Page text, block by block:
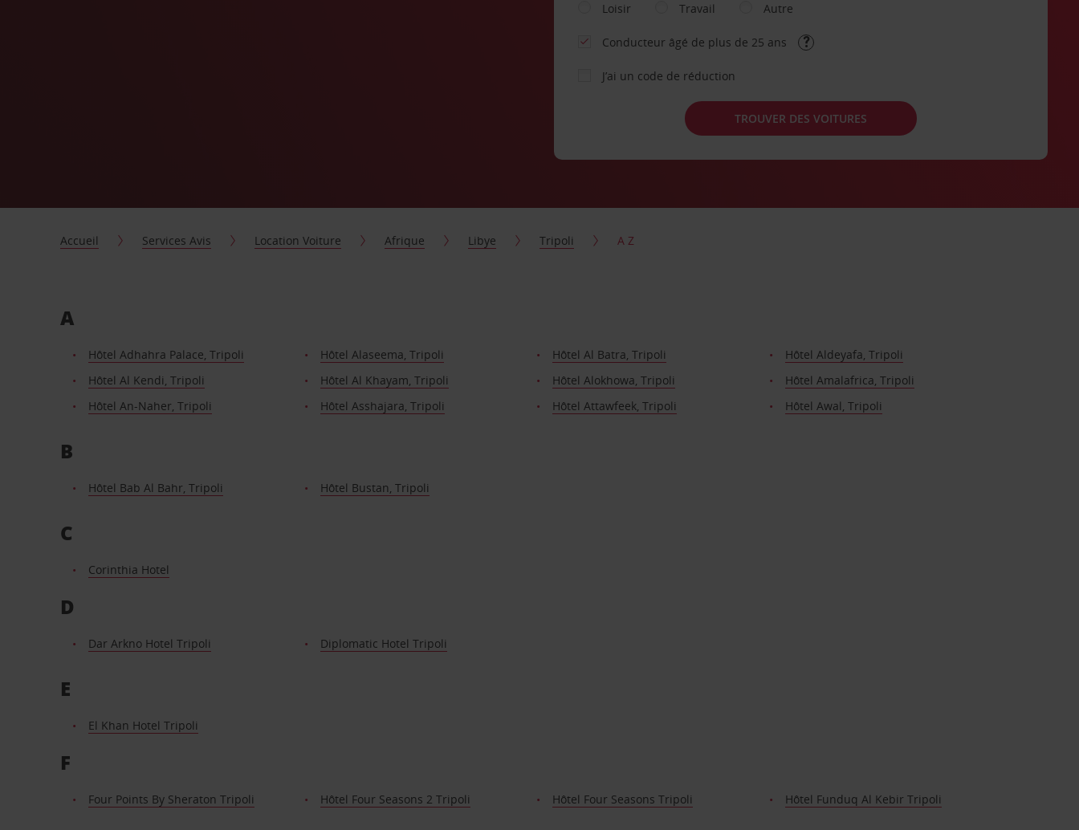
Loisir
Travail Autre
Conducteur âgé de plus de 25 ans
J’ai un code de réduction
TROUVER DES VOITURES
Accueil Services Avis Location Voiture Afrique Libye Tripoli A Z
A
Hôtel Adhahra Palace, Tripoli Hôtel Alaseema, Tripoli Hôtel Al Batra, Tripoli
Hôtel Aldeyafa, Tripoli
Hôtel Al Kendi, Tripoli
Hôtel Al Khayam, Tripoli Hôtel Alokhowa, Tripoli
Hôtel Amalafrica, Tripoli
Hôtel An-Naher, Tripoli
Hôtel Asshajara, Tripoli Hôtel Attawfeek, Tripoli Hôtel Awal, Tripoli
B
Hôtel Bab Al Bahr, Tripoli Hôtel Bustan, Tripoli
C
Corinthia Hotel
D
Dar Arkno Hotel Tripoli Diplomatic Hotel Tripoli
E
El Khan Hotel Tripoli
F
Four Points By Sheraton Tripoli Hôtel Four Seasons 2 Tripoli Hôtel Four Seasons Tripoli Hôtel Funduq Al Kebir Tripoli